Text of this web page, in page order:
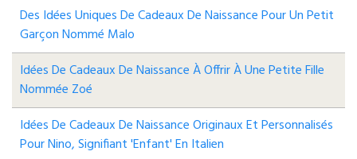
Des Idées Uniques De Cadeaux De Naissance Pour Un Petit
Garçon Nommé Malo
Idées De Cadeaux De Naissance À Offrir À Une Petite Fille
Nommée Zoé
Idées De Cadeaux De Naissance Originaux Et Personnalisés
Pour Nino, Signifiant 'enfant' En Italien